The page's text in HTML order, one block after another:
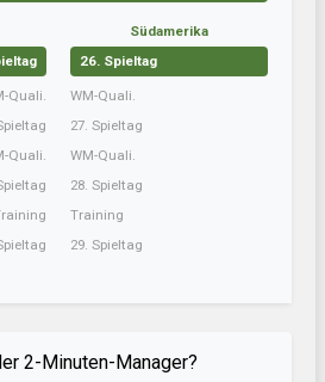
Quali.
Quali.
Südamerika
26. Spieltag
WM-Quali.
27. Spieltag
WM-Quali.
28. Spieltag
Training
29. Spieltag
2-Minuten-Manager?